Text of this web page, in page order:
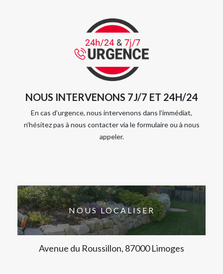
NOUS INTERVENONS 7J/7 ET 24H/24
En cas d’urgence, nous intervenons dans l’immédiat,
n’hésitez pas à nous contacter via le formulaire ou à nous
appeler.
NOUS LOCALISER
Avenue du Roussillon, 87000 Limoges